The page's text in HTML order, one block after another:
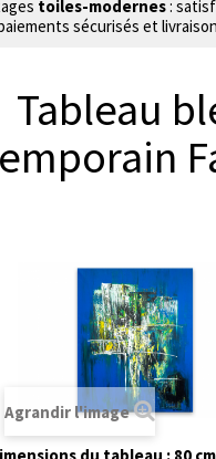
toiles-modernes:
sécurisés et
Tableau
Agrandir l'image